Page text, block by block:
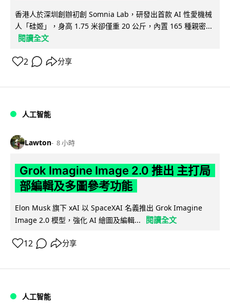
香港人於深圳創辦初創 Somnia Lab，研發出首款 AI 性愛機械
人「硅姬」，身高 1.75 米卻僅重 20 公斤，內置 165 種親密...
閱讀全文
2 分享
人工智能
Lawton 8 小時
Grok Imagine Image 2.0 推出 主打局
部編輯及多圖參考功能
Elon Musk 旗下 xAI 以 SpaceXAI 名義推出 Grok Imagine
Image 2.0 模型，強化 AI 繪圖及編輯...
閱讀全文
12 分享
人工智能